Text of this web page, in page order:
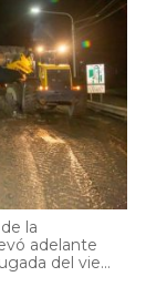
la
adelante
del vie...